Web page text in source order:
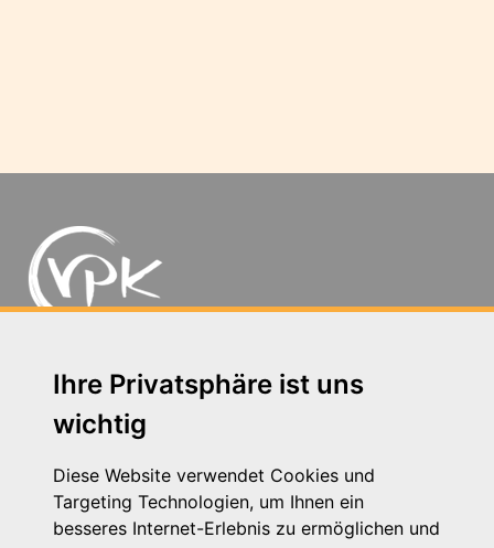
Ihre Privatsphäre ist uns
wichtig
Diese Website verwendet Cookies und
Targeting Technologien, um Ihnen ein
besseres Internet-Erlebnis zu ermöglichen und
Michaelkirchstr. 17/18 - 10179 Berlin
Telefon: 030 – 58 58 17 16 01
E-Mail: info@vpk.de
Presse
Kontakt
Impressum